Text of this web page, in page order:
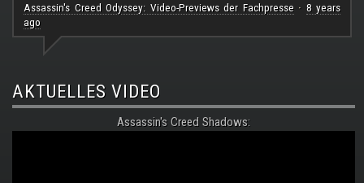
Assassin's Creed Odyssey: Video-Previews der Fachpresse· 8 years
ago
AKTUELLES VIDEO
Assassin's Creed Shadows: